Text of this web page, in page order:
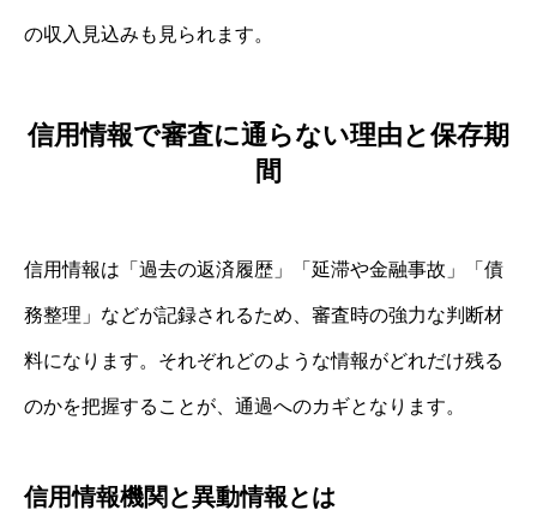
の収入見込みも見られます。
信用情報で審査に通らない理由と保存期
間
信用情報は「過去の返済履歴」「延滞や金融事故」「債
務整理」などが記録されるため、審査時の強力な判断材
料になります。それぞれどのような情報がどれだけ残る
のかを把握することが、通過へのカギとなります。
信用情報機関と異動情報とは